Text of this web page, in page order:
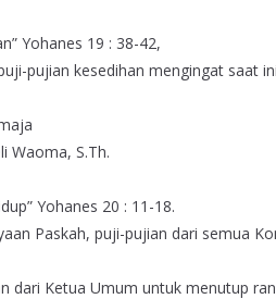
Yohanes 19 : 38-42,
pujian kesedihan mengingat saat
Waoma, S.Th.
Yohanes 20 : 11-18.
Paskah, puji-pujian dari semua
dari Ketua Umum untuk menutup